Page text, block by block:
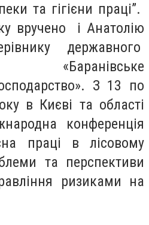
та гігієни праці”.
вручено і Анатолію
державного
«Баранівське
З 13 по
в Києві та області
конференція
праці в лісовому
та перспективи
ризиками на